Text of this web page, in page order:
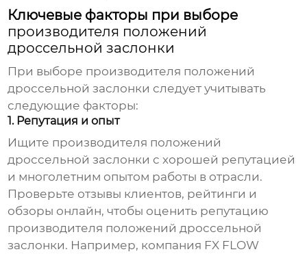
Ключевые факторы при выборе
производителя положений
дроссельной заслонки
При выборе производителя положений
дроссельной заслонки следует учитывать
следующие факторы:
1. Репутация и опыт
Ищите производителя положений
дроссельной заслонки с хорошей репутацией
и многолетним опытом работы в отрасли.
Проверьте отзывы клиентов, рейтинги и
обзоры онлайн, чтобы оценить репутацию
производителя положений дроссельной
заслонки. Например, компания FX FLOW